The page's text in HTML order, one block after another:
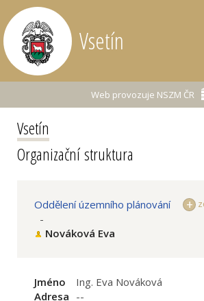
Vsetín
Web provozuje NSZM ČR
Vsetín
Organizační struktura
Oddělení územního plánování
-
Nováková Eva
Jméno
Ing. Eva Nováková
Adresa --